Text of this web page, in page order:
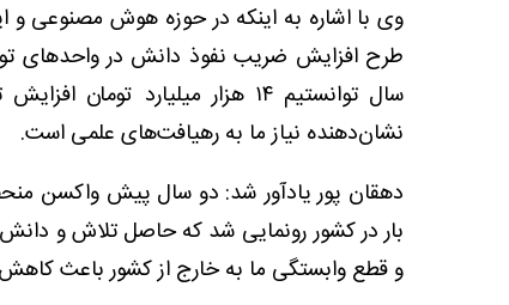
وی با اشاره به اینکه در حوزه هوش مصنوعی و
طرح افزایش ضریب نفوذ دانش در واحدهای
سال توانستیم ۱۴ هزار
نشان‌دهنده نیاز ما به رهیافت‌های علمی است.
دهقان پور یادآور شد: دو سال پیش واکسن
بار در کشور رونمایی شد که حاصل تلاش و دانش
و قطع وابستگی ما به خارج از کشور باعث